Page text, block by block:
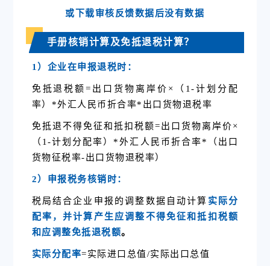
或下载审核反馈数据后没有数据
手册核销计算及免抵退税计算？
1）企业在申报退税时：
免抵退税额=出口货物离岸价×（1-计划分配
率）*外汇人民币折合率*出口货物退税率
免抵退不得免征和抵扣税额=出口货物离岸价×
（1-计划分配率）*外汇人民币折合率*（出口
货物征税率-出口货物退税率）
2）申报税务核销时：
税局结合企业申报的调整数据自动计算 实际分
配率 ，并计算产生应调整不得免征和抵扣税额
和应调整免抵退税额。
实际分配率=实际进口总值/实际出口总值